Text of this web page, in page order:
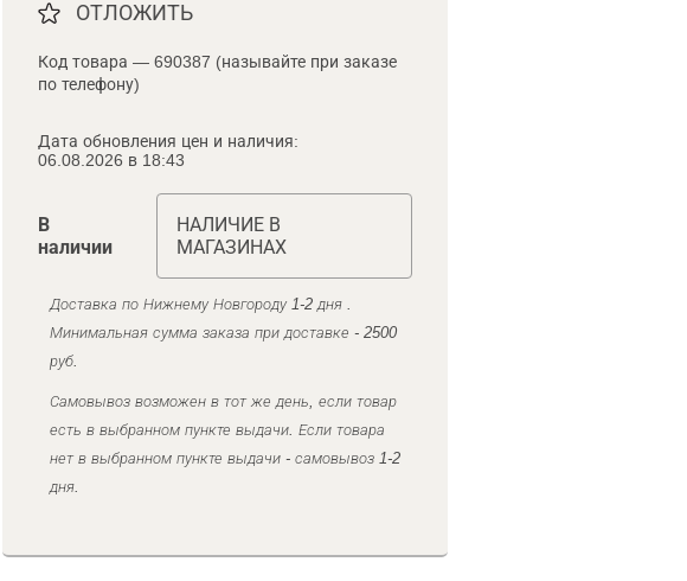
ОТЛОЖИТЬ
Код товара — 690387 (называйте при заказе
по телефону)
Дата обновления цен и наличия:
06.08.2026 в 18:43
В
наличии
НАЛИЧИЕ В
МАГАЗИНАХ
Доставка по Нижнему Новгороду 1-2 дня .
Минимальная сумма заказа при доставке - 2500
руб.
Самовывоз возможен в тот же день, если товар
есть в выбранном пункте выдачи. Если товара
нет в выбранном пункте выдачи - самовывоз 1-2
дня.